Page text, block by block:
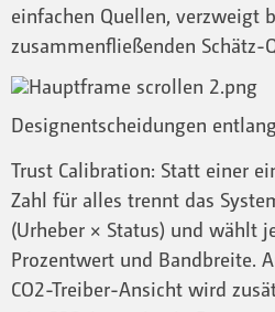
einfachen Quellen, verzweigt
zusammenfließenden Schätz-
Designentscheidungen
Trust Calibration: Statt einer
Zahl für alles trennt das
(Urheber × Status) und wählt
Prozentwert und Bandbreite.
CO2-Treiber-Ansicht wird